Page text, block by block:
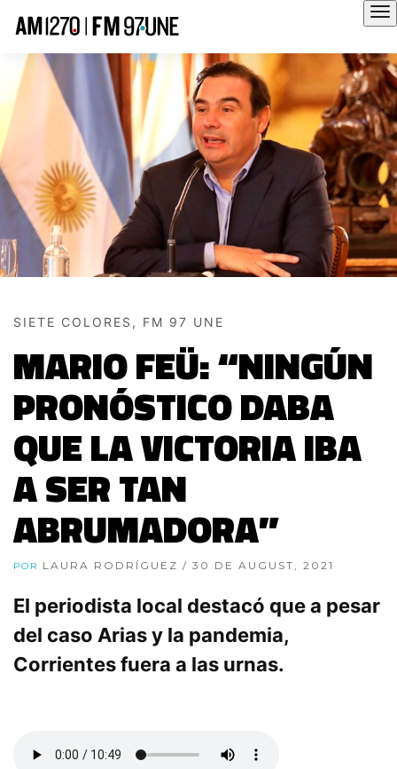
SIETE COLORES, FM 97 UNE
MARIO FEÜ: “NINGÚN
PRONÓSTICO DABA
QUE LA VICTORIA IBA
A SER TAN
ABRUMADORA”
POR LAURA RODRÍGUEZ / 30 DE AUGUST, 2021
El periodista local destacó que a pesar
del caso Arias y la pandemia,
Corrientes fuera a las urnas.